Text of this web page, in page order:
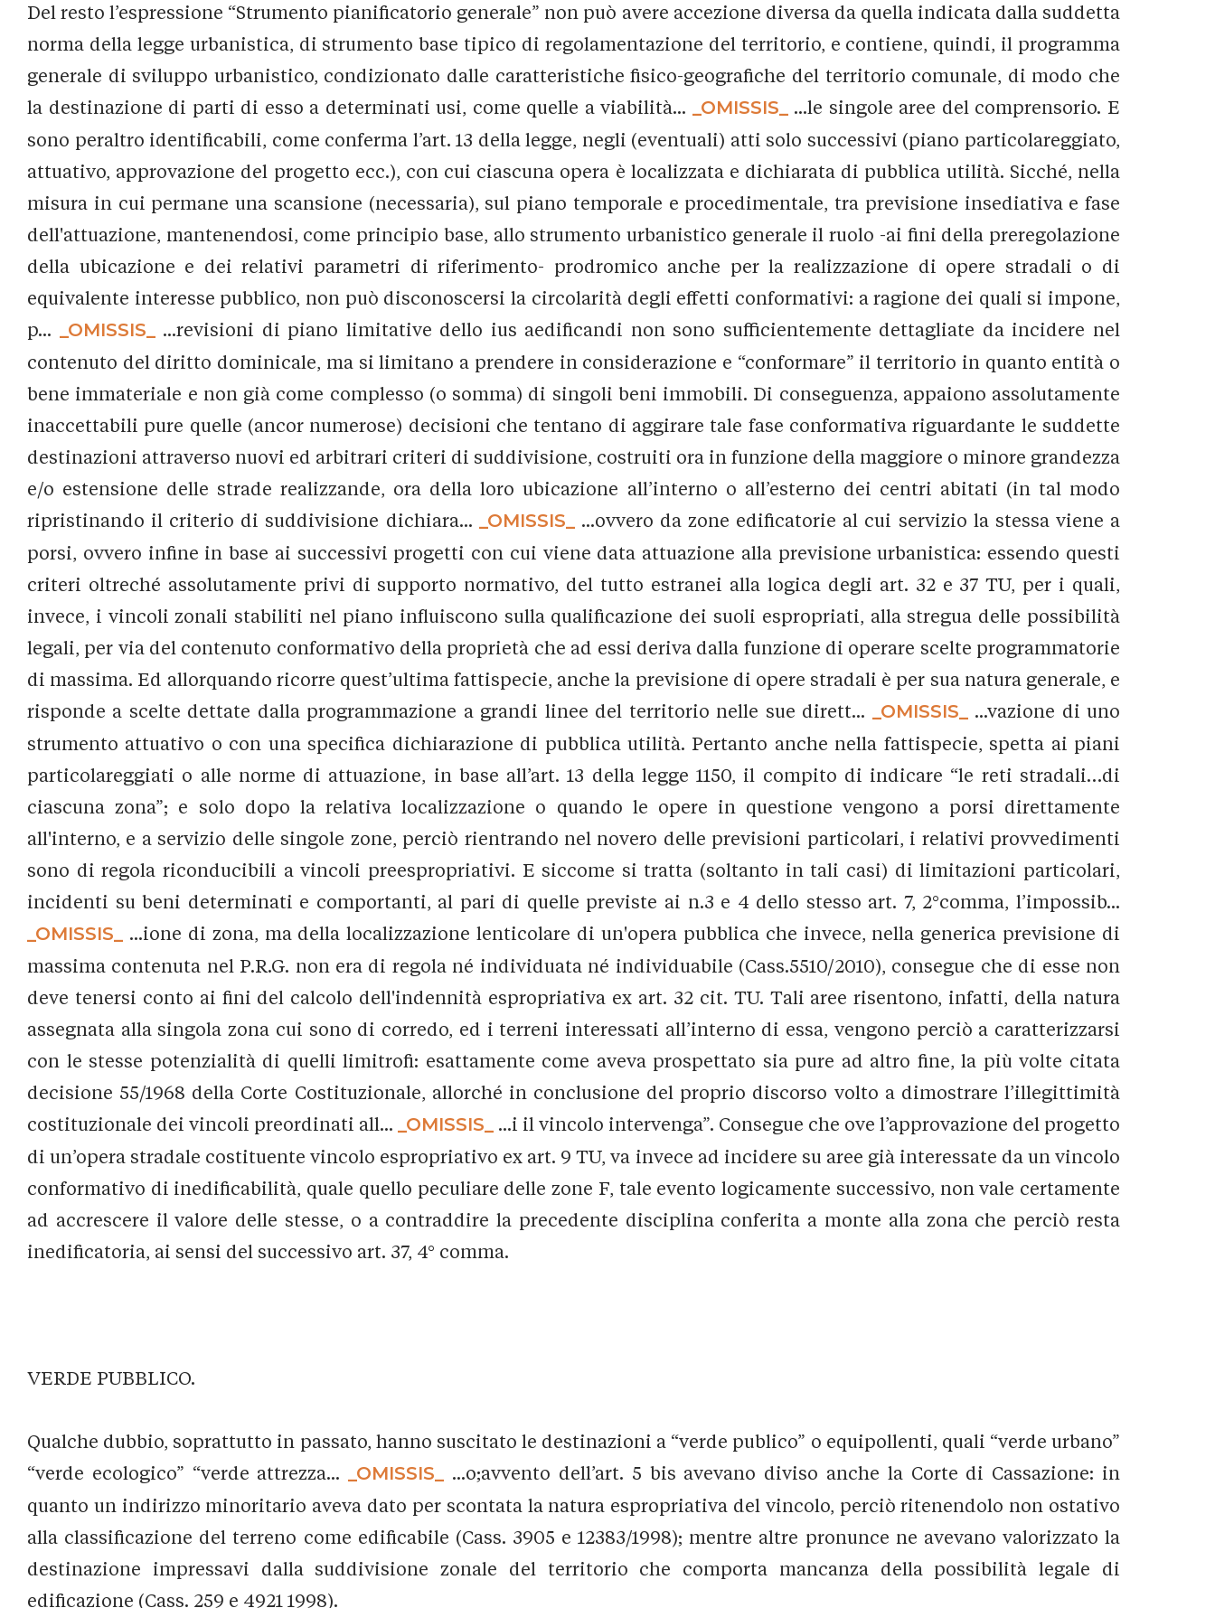
Del resto l’espressione “Strumento pianificatorio generale” non può avere accezione diversa da quella indicata dalla suddetta
norma della legge urbanistica, di strumento base tipico di regolamentazione del territorio, e contiene, quindi, il programma
generale di sviluppo urbanistico, condizionato dalle caratteristiche fisico-geografiche del territorio comunale, di modo che
la destinazione di parti di esso a determinati usi, come quelle a viabilità...
_OMISSIS_
...le singole aree del comprensorio. E
sono peraltro identificabili, come conferma l’art. 13 della legge, negli (eventuali) atti solo successivi (piano particolareggiato,
attuativo, approvazione del progetto ecc.), con cui ciascuna opera è localizzata e dichiarata di pubblica utilità. Sicché, nella
misura in cui permane una scansione (necessaria), sul piano temporale e procedimentale, tra previsione insediativa e fase
dell'attuazione, mantenendosi, come principio base, allo strumento urbanistico generale il ruolo -ai fini della preregolazione
della ubicazione e dei relativi parametri di riferimento- prodromico anche per la realizzazione di opere stradali o di
equivalente interesse pubblico, non può disconoscersi la circolarità degli effetti conformativi: a ragione dei quali si impone,
p...
_OMISSIS_
...revisioni di piano limitative dello ius aedificandi non sono sufficientemente dettagliate da incidere nel
contenuto del diritto dominicale, ma si limitano a prendere in considerazione e “conformare” il territorio in quanto entità o
bene immateriale e non già come complesso (o somma) di singoli beni immobili. Di conseguenza, appaiono assolutamente
inaccettabili pure quelle (ancor numerose) decisioni che tentano di aggirare tale fase conformativa riguardante le suddette
destinazioni attraverso nuovi ed arbitrari criteri di suddivisione, costruiti ora in funzione della maggiore o minore grandezza
e/o estensione delle strade realizzande, ora della loro ubicazione all’interno o all’esterno dei centri abitati (in tal modo
ripristinando il criterio di suddivisione dichiara...
_OMISSIS_
...ovvero da zone edificatorie al cui servizio la stessa viene a
porsi, ovvero infine in base ai successivi progetti con cui viene data attuazione alla previsione urbanistica: essendo questi
criteri oltreché assolutamente privi di supporto normativo, del tutto estranei alla logica degli art. 32 e 37 TU, per i quali,
invece, i vincoli zonali stabiliti nel piano influiscono sulla qualificazione dei suoli espropriati, alla stregua delle possibilità
legali, per via del contenuto conformativo della proprietà che ad essi deriva dalla funzione di operare scelte programmatorie
di massima. Ed allorquando ricorre quest’ultima fattispecie, anche la previsione di opere stradali è per sua natura generale, e
risponde a scelte dettate dalla programmazione a grandi linee del territorio nelle sue dirett...
_OMISSIS_
...vazione di uno
strumento attuativo o con una specifica dichiarazione di pubblica utilità. Pertanto anche nella fattispecie, spetta ai piani
particolareggiati o alle norme di attuazione, in base all’art. 13 della legge 1150, il compito di indicare “le reti stradali…di
ciascuna zona”; e solo dopo la relativa localizzazione o quando le opere in questione vengono a porsi direttamente
all'interno, e a servizio delle singole zone, perciò rientrando nel novero delle previsioni particolari, i relativi provvedimenti
sono di regola riconducibili a vincoli preespropriativi. E siccome si tratta (soltanto in tali casi) di limitazioni particolari,
incidenti su beni determinati e comportanti, al pari di quelle previste ai n.3 e 4 dello stesso art. 7, 2°comma, l’impossib...
_OMISSIS_
...ione di zona, ma della localizzazione lenticolare di un'opera pubblica che invece, nella generica previsione di
massima contenuta nel P.R.G. non era di regola né individuata né individuabile (Cass.5510/2010), consegue che di esse non
deve tenersi conto ai fini del calcolo dell'indennità espropriativa ex art. 32 cit. TU. Tali aree risentono, infatti, della natura
assegnata alla singola zona cui sono di corredo, ed i terreni interessati all’interno di essa, vengono perciò a caratterizzarsi
con le stesse potenzialità di quelli limitrofi: esattamente come aveva prospettato sia pure ad altro fine, la più volte citata
decisione 55/1968 della Corte Costituzionale, allorché in conclusione del proprio discorso volto a dimostrare l’illegittimità
costituzionale dei vincoli preordinati all...
_OMISSIS_
...i il vincolo intervenga”. Consegue che ove l’approvazione del progetto
di un’opera stradale costituente vincolo espropriativo ex art. 9 TU, va invece ad incidere su aree già interessate da un vincolo
conformativo di inedificabilità, quale quello peculiare delle zone F, tale evento logicamente successivo, non vale certamente
ad accrescere il valore delle stesse, o a contraddire la precedente disciplina conferita a monte alla zona che perciò resta
inedificatoria, ai sensi del successivo art. 37, 4° comma.
VERDE PUBBLICO.
Qualche dubbio, soprattutto in passato, hanno suscitato le destinazioni a “verde publico” o equipollenti, quali “verde urbano”
“verde ecologico” “verde attrezza...
_OMISSIS_
...o;avvento dell’art. 5 bis avevano diviso anche la Corte di Cassazione: in
quanto un indirizzo minoritario aveva dato per scontata la natura espropriativa del vincolo, perciò ritenendolo non ostativo
alla classificazione del terreno come edificabile (Cass. 3905 e 12383/1998); mentre altre pronunce ne avevano valorizzato la
destinazione impressavi dalla suddivisione zonale del territorio che comporta mancanza della possibilità legale di
edificazione (Cass. 259 e 4921 1998).